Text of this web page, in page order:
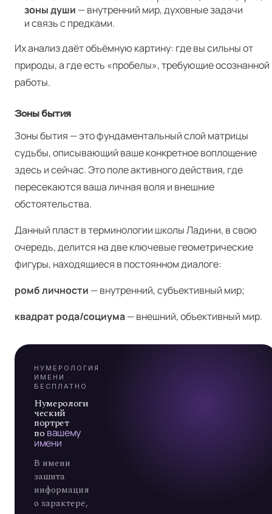
зоны души — внутренний мир, духовные задачи
и связь с предками.
Их анализ даёт объёмную картину: где вы сильны от
природы, а где есть «пробелы», требующие осознанной
работы.
Зоны бытия
Зоны бытия — это фундаментальный слой матрицы
судьбы, описывающий ваше конкретное воплощение
здесь и сейчас. Это поле активного действия, где
пересекаются ваша личная воля и внешние
обстоятельства.
Данный пласт в терминологии школы Ладини, в свою
очередь, делится на две ключевые геометрические
фигуры, находящиеся в постоянном диалоге:
ромб личности — внутренний, субъективный мир;
квадрат рода/социума— внешний, объективный мир.
А
7
НУМЕРОЛОГИЯ
ИМЕНИ ·
БЕСПЛАТНО
Нумерологи
ческий
портрет
по вашему
имени
В имени
зашита
информация
о характере,